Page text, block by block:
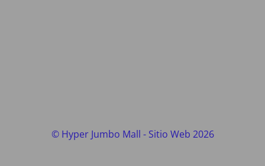
© Hyper Jumbo Mall - Sitio Web 2026